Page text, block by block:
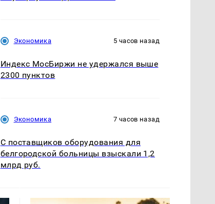
Экономика 5 часов назад
Индекс МосБиржи не удержался выше
2300 пунктов
Экономика 7 часов назад
С поставщиков оборудования для
белгородской больницы взыскали 1,2
млрд руб.